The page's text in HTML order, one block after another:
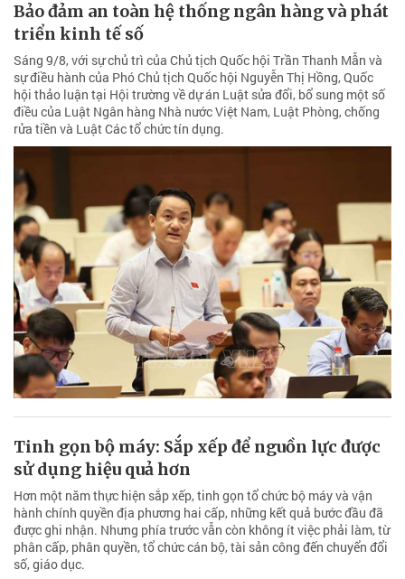
Bảo đảm an toàn hệ thống ngân hàng và phát
triển kinh tế số
Sáng 9/8, với sự chủ trì của Chủ tịch Quốc hội Trần Thanh Mẫn và
sự điều hành của Phó Chủ tịch Quốc hội Nguyễn Thị Hồng, Quốc
hội thảo luận tại Hội trường về dự án Luật sửa đổi, bổ sung một số
điều của Luật Ngân hàng Nhà nước Việt Nam, Luật Phòng, chống
rửa tiền và Luật Các tổ chức tín dụng.
Tinh gọn bộ máy: Sắp xếp để nguồn lực được
sử dụng hiệu quả hơn
Hơn một năm thực hiện sắp xếp, tinh gọn tổ chức bộ máy và vận
hành chính quyền địa phương hai cấp, những kết quả bước đầu đã
được ghi nhận. Nhưng phía trước vẫn còn không ít việc phải làm, từ
phân cấp, phân quyền, tổ chức cán bộ, tài sản công đến chuyển đổi
số, giáo dục.